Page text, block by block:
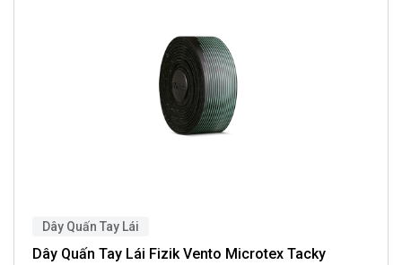
Dây Quấn Tay Lái
Dây Quấn Tay Lái Fizik Vento Microtex Tacky